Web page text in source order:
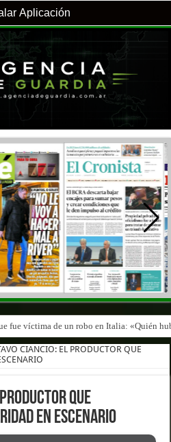
Aplicación
fue víctima de un robo en Italia: «Quién
Real Madrid y en Italia lo recibió una
CIANCIO: EL PRODUCTOR QUE
QUE
EN ESCENARIO